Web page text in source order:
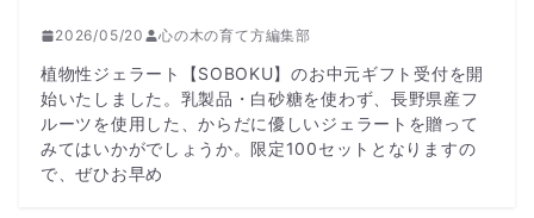
2026/05/20 心の木の育て方編集部
植物性ジェラート【SOBOKU】のお中元ギフト受付を開
始いたしました。乳製品・白砂糖を使わず、長野県産フ
ルーツを使用した、からだに優しいジェラートを贈って
みてはいかがでしょうか。限定100セットとなりますの
で、ぜひお早め